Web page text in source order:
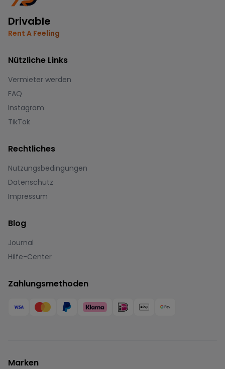
Drivable
Rent A Feeling
Nützliche Links
Vermieter werden
FAQ
Instagram
TikTok
Rechtliches
Nutzungsbedingungen
Datenschutz
Impressum
Blog
Journal
Hilfe-Center
Zahlungsmethoden
Marken